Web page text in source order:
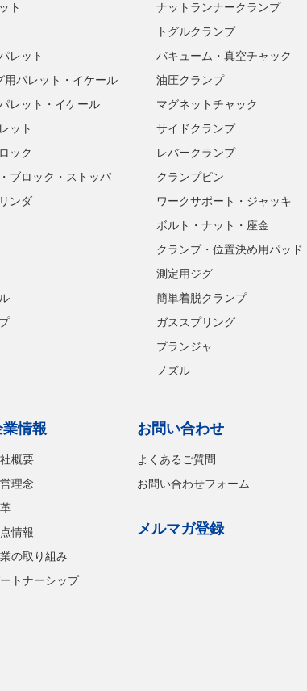
ト
レット
用パレット・イケール
レット・イケール
ット
ック
ブロック・ストッパ
ンダ
ナットランナークランプ
トグルクランプ
バキューム・真空チャック
油圧クランプ
マグネットチャック
サイドクランプ
レバークランプ
クランプピン
ワークサポート・ジャッキ
ボルト・ナット・座金
クランプ・位置決め用パッド
測定用ジグ
簡単着脱クランプ
ガススプリング
プランジャ
ノズル
業情報
概要
理念
情報
の取り組み
トナーシップ
お問い合わせ
よくあるご質問
お問い合わせフォーム
メルマガ登録